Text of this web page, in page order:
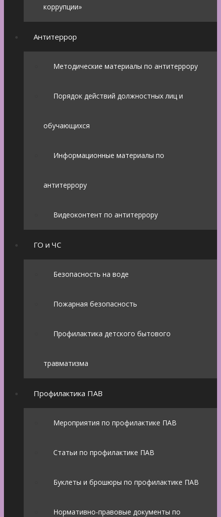
коррупции»
Антитеррор
Методические материалы по антитеррору
Порядок действий должностных лиц и
обучающихся
Информационные материалы по
антитеррору
Видеоконтент по антитеррору
ГО и ЧС
Безопасность на воде
Пожарная безопасность
Профилактика детского бытового
травматизма
Профилактика ПАВ
Мероприятия по профилактике ПАВ
Статьи по профилактике ПАВ
Буклеты и брошюры по профилактике ПАВ
Нормативно-правовые документы по